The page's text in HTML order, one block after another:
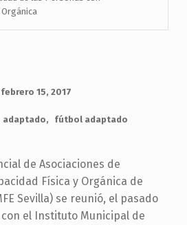
febrero 15, 2017
adaptado fútbol adaptado
de Asociaciones de
Física y Orgánica de
Sevilla) se reunió, el pasado
el Instituto Municipal de